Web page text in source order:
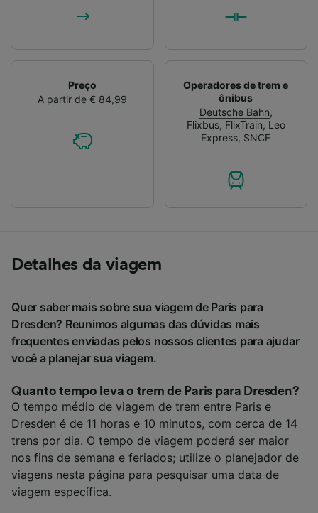
Preço
A partir de € 84,99
Operadores de trem e
ônibus
Deutsche Bahn,
Flixbus, FlixTrain, Leo
Express, SNCF
Detalhes da viagem
Quer saber mais sobre sua viagem de Paris para
Dresden? Reunimos algumas das dúvidas mais
frequentes enviadas pelos nossos clientes para ajudar
você a planejar sua viagem.
Quanto tempo leva o trem de Paris para Dresden?
O tempo médio de viagem de trem entre Paris e
Dresden é de 11 horas e 10 minutos, com cerca de 14
trens por dia. O tempo de viagem poderá ser maior
nos fins de semana e feriados; utilize o planejador de
viagens nesta página para pesquisar uma data de
viagem específica.